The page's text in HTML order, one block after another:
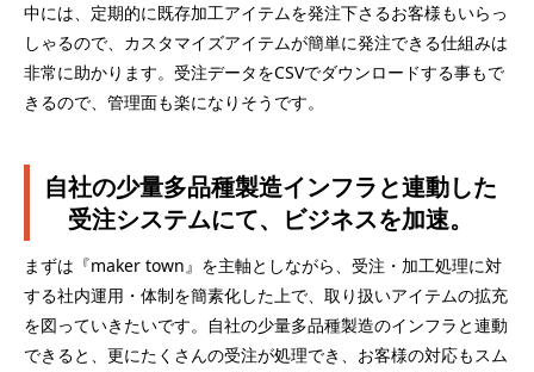
中には、定期的に既存加工アイテムを発注下さるお客様もいらっ
しゃるので、カスタマイズアイテムが簡単に発注できる仕組みは
非常に助かります。受注データをCSVでダウンロードする事もで
きるので、管理面も楽になりそうです。
自社の少量多品種製造インフラと連動した
受注システムにて、ビジネスを加速。
まずは『maker town』を主軸としながら、受注・加工処理に対
する社内運用・体制を簡素化した上で、取り扱いアイテムの拡充
を図っていきたいです。自社の少量多品種製造のインフラと連動
できると、更にたくさんの受注が処理でき、お客様の対応もスム